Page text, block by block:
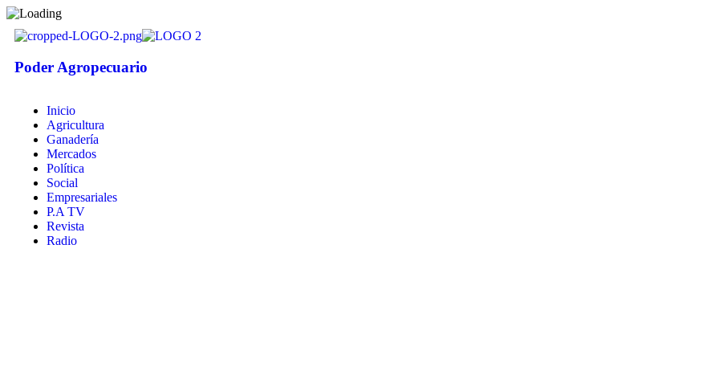
Poder Agropecuario
Inicio
Agricultura
Ganadería
Mercados
Política
Social
Empresariales
P.A TV
Revista
Radio